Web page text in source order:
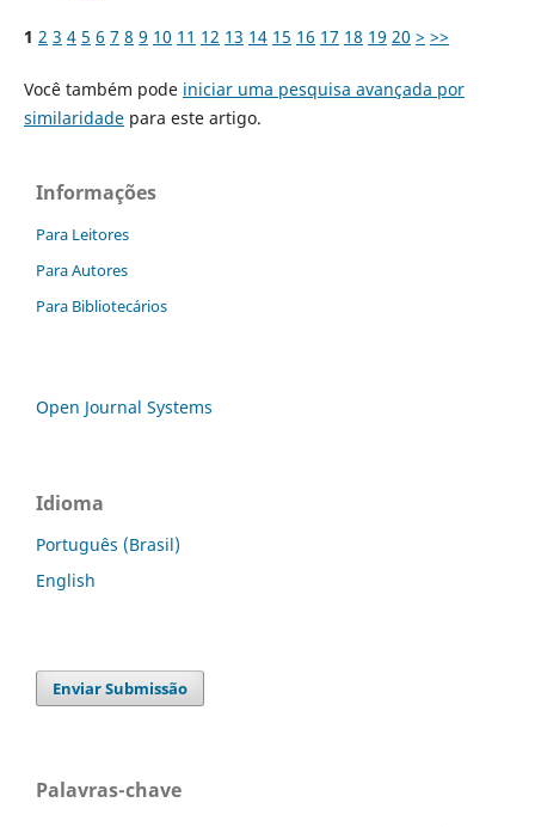
1 2 3 4 5 6 7 8 9 10 11 12 13 14 15 16 17 18 19 20 > >>
Você também pode iniciar uma pesquisa avançada por
similaridadepara este artigo.
Informações
Para Leitores
Para Autores
Para Bibliotecários
Open Journal Systems
Idioma
Português (Brasil)
English
Enviar Submissão
Palavras-chave